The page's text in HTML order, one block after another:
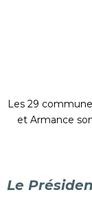
Les 29
et Armance
Le